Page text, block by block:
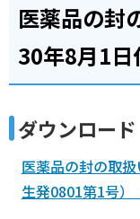
医薬品の封
30年8月1日
ダウンロード
医薬品の封の取
生発0801第1号）